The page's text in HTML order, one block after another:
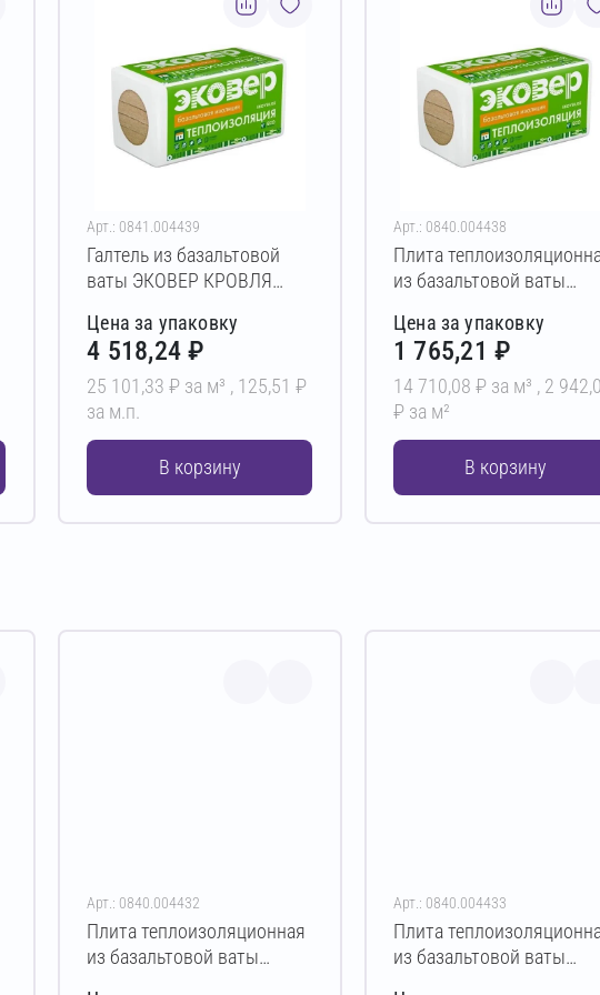
Арт.: 0841.004439
Галтель из базальтовой
ваты ЭКОВЕР КРОВЛЯ
100х100х1000 мм
Цена за упаковку
4 518,24 ₽
25 101,33 ₽ за м³ , 125,51 ₽
за м.п.
В корзину
Арт.: 0840.004438
Плита
из базальтовой ваты
200х600х1000 мм
Цена за упаковку
1 765,21 ₽
14 710,08 ₽ за м³ , 2
₽ за м²
В корзину
Арт.: 0840.004432
Плита теплоизоляционная
из базальтовой ваты
Арт.: 0840.004433
Плита
из базальтовой ваты